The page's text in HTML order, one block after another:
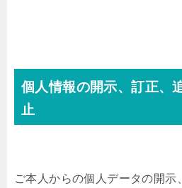
個人情報の開示、訂正、
止
ご本人からの個人データの開示